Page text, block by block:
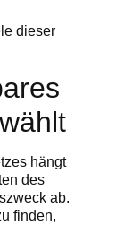
dieser
hängt
des
ab.
finden,